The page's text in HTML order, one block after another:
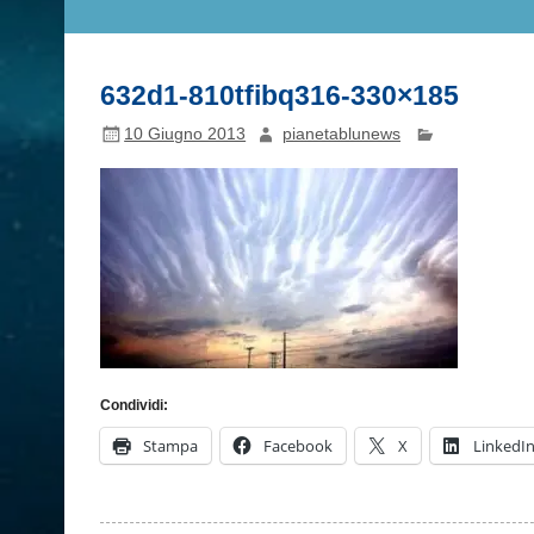
632d1-810tfibq316-330×185
10 Giugno 2013 pianetablunews
Condividi:
Stampa Facebook X LinkedIn